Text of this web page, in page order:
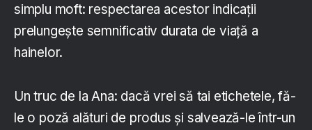
simplu moft: respectarea acestor indicații
prelungește semnificativ durata de viață a
hainelor.
Un truc de la Ana: dacă vrei să tai etichetele, fă-
le o poză alături de produs și salvează-le într-un